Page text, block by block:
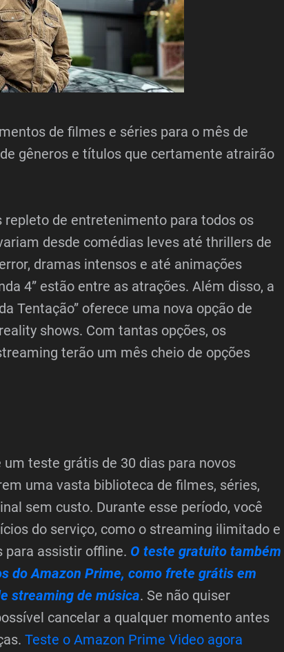
de filmes e séries para o mês de
gêneros e títulos que certamente atrairão
de entretenimento para todos os
desde comédias leves até thrillers de
dramas intensos e até animações
4” estão entre as atrações. Além disso, a
Tentação” oferece uma nova opção de
shows. Com tantas opções, os
terão um mês cheio de opções
um teste grátis de 30 dias para novos
uma vasta biblioteca de filmes, séries,
sem custo. Durante esse período, você
do serviço, como o streaming ilimitado e
para assistir offline. O teste gratuito também
do Amazon Prime, como frete grátis em
streaming de música. Se não quiser
cancelar a qualquer momento antes
Teste o Amazon Prime Video agora